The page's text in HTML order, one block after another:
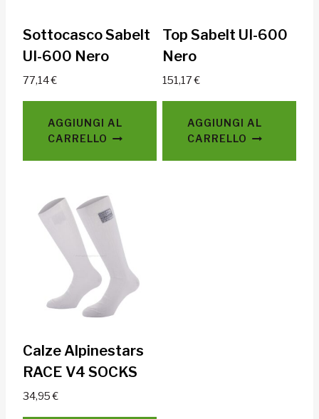
Sottocasco Sabelt
UI-600 Nero
77,14€
AGGIUNGI AL
CARRELLO
Top Sabelt UI-600
Nero
151,17€
AGGIUNGI AL
CARRELLO
Calze Alpinestars
RACE V4 SOCKS
34,95€